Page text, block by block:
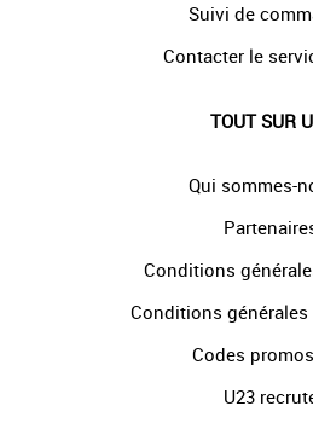
Suivi de
Contacter le
TOUT SUR
Qui sommes-
Conditions
Conditions
Codes
U23